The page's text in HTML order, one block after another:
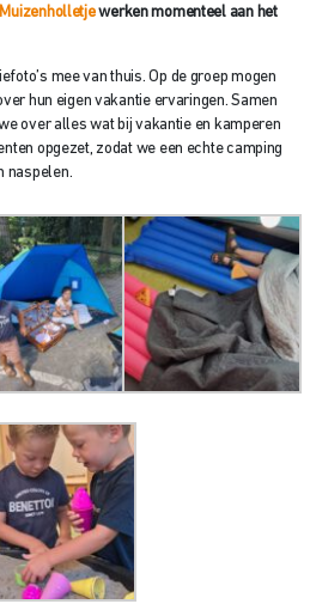
Muizenholletjewerken momenteel aan het
mee van thuis. Op de groep mogen
hun eigen vakantie ervaringen. Samen
over alles wat bij vakantie en kamperen
opgezet, zodat we een echte camping
naspelen.